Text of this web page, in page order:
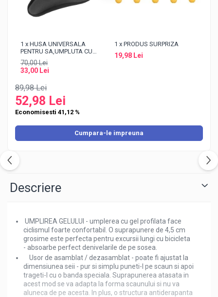
1 x HUSA UNIVERSALA
PENTRU SA,UMPLUTA CU
GEL,FOARTE
COMODA,LUNGIME
30X18X4,5 CM
70,00 Lei
33,00 Lei
1 x PRODUS SURPRIZA
19,98 Lei
89,98 Lei
52,98 Lei
Economisesti 41,12 %
Cumpara-le impreuna
Descriere
UMPLIREA GELULUI - umplerea cu gel profilata face
ciclismul foarte confortabil. O suprapunere de 4,5 cm
grosime este perfecta pentru excursii lungi cu bicicleta
- absoarbe perfect denivelarile de pe sosea.
Usor de asamblat / dezasamblat - poate fi ajustat la
dimensiunea seii - pur si simplu puneti-l pe scaun si apoi
trageti-l cu o banda speciala. Suprapunerea atasata in
acest mod se va adapta la forma scaunului si nu va
aluneca de pe acesta. In plus, o structura antiderapanta